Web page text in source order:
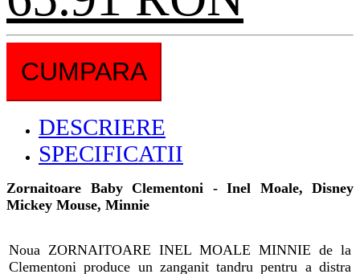
CUMPARA
DESCRIERE
SPECIFICATII
Zornaitoare Baby Clementoni - Inel Moale, Disney
Mickey Mouse, Minnie
Noua ZORNAITOARE INEL MOALE MINNIE de la
Clementoni produce un zanganit tandru pentru a distra